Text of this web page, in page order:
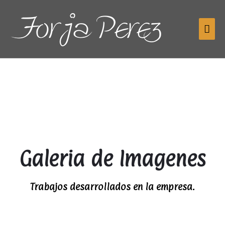
contenido
Galeria de Imagenes
Trabajos desarrollados en la empresa.